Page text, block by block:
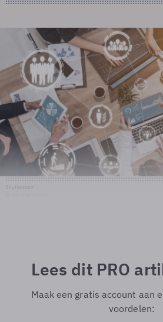
Lees dit PRO
Maak een gratis account aan
voordelen: